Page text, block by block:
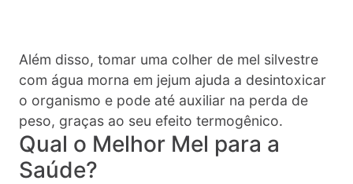
Além disso, tomar uma colher de mel silvestre
com água morna em jejum ajuda a desintoxicar
o organismo e pode até auxiliar na perda de
peso, graças ao seu efeito termogênico.
Qual o Melhor Mel para a
Saúde?